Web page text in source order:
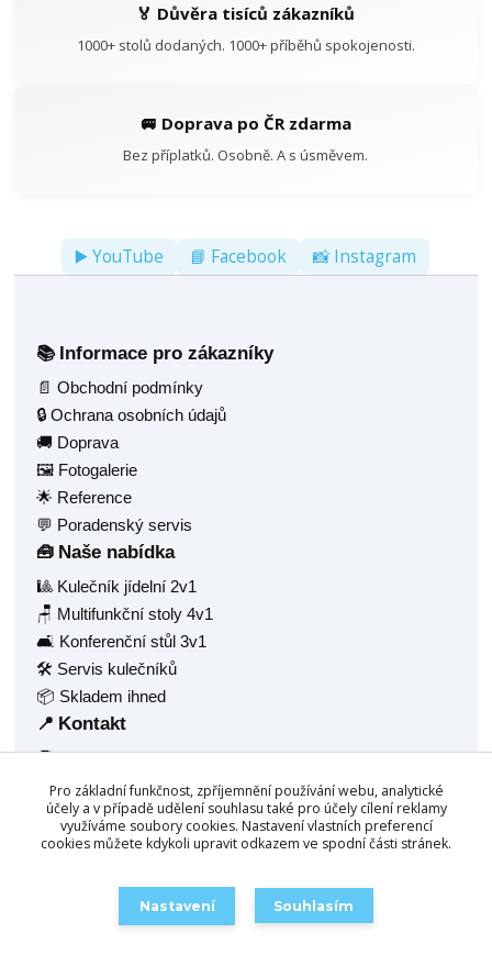
🏅 Důvěra tisíců zákazníků
1000+ stolů dodaných. 1000+ příběhů spokojenosti.
🚐 Doprava po ČR zdarma
Bez příplatků. Osobně. A s úsměvem.
▶️ YouTube 📘 Facebook 📸 Instagram
📚 Informace pro zákazníky
📄 Obchodní podmínky
🔒 Ochrana osobních údajů
🚚 Doprava
🖼️ Fotogalerie
🌟 Reference
💬 Poradenský servis
🧰 Naše nabídka
🎱 Kulečník jídelní 2v1
🪑 Multifunkční stoly 4v1
🛋️ Konferenční stůl 3v1
🛠️ Servis kulečníků
📦 Skladem ihned
📍 Kontakt
🧑‍💼 Radek Balaš
🏠 Hlavní 1377
🏙️ Frýdlant nad Ostravicí, 73911
🆔 IČ: 68940688
☎️+420 777 158 532
Pro základní funkčnost, zpříjemnění používání webu, analytické
účely a v případě udělení souhlasu také pro účely cílení reklamy
využíváme soubory cookies. Nastavení vlastních preferencí
cookies můžete kdykoli upravit odkazem ve spodní části stránek.
Nastavení Souhlasím